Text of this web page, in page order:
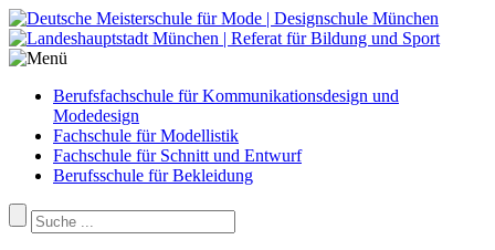
Berufsfachschule für Kommunikationsdesign und
Modedesign
Fachschule für Modellistik
Fachschule für Schnitt und Entwurf
Berufsschule für Bekleidung